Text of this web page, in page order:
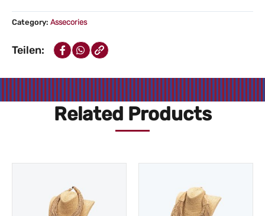
Category: Assecories
Teilen:
Related Products